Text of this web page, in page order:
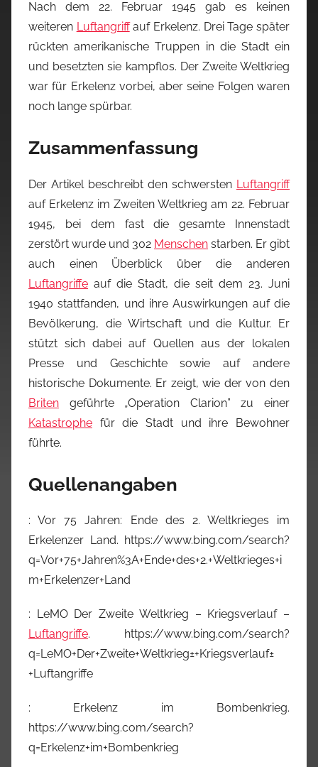
Nach dem 22. Februar 1945 gab es keinen
weiteren Luftangriffauf Erkelenz. Drei Tage später
rückten amerikanische Truppen in die Stadt ein
und besetzten sie kampflos. Der Zweite Weltkrieg
war für Erkelenz vorbei, aber seine Folgen waren
noch lange spürbar.
Zusammenfassung
Der Artikel beschreibt den schwersten Luftangriff
auf Erkelenz im Zweiten Weltkrieg am 22. Februar
1945, bei dem fast die gesamte Innenstadt
zerstört wurde und 302 Menschen starben. Er gibt
auch einen Überblick über die anderen
Luftangriffe auf die Stadt, die seit dem 23. Juni
1940 stattfanden, und ihre Auswirkungen auf die
Bevölkerung, die Wirtschaft und die Kultur. Er
stützt sich dabei auf Quellen aus der lokalen
Presse und Geschichte sowie auf andere
historische Dokumente. Er zeigt, wie der von den
Briten geführte „Operation Clarion” zu einer
Katastrophe für die Stadt und ihre Bewohner
führte.
Quellenangaben
: Vor 75 Jahren: Ende des 2. Weltkrieges im
Erkelenzer Land. https://www.bing.com/search?
q=Vor+75+Jahren%3A+Ende+des+2.+Weltkrieges+i
m+Erkelenzer+Land
: LeMO Der Zweite Weltkrieg – Kriegsverlauf –
Luftangriffe. https://www.bing.com/search?
q=LeMO+Der+Zweite+Weltkrieg±+Kriegsverlauf±
+Luftangriffe
: Erkelenz im Bombenkrieg.
https://www.bing.com/search?
q=Erkelenz+im+Bombenkrieg